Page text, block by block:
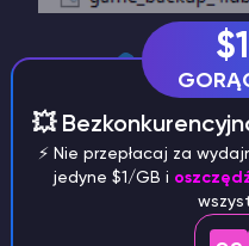
WAŻNE
Jeśli chcesz
💥
⚡️ Nie przepłacaj za
jedyne $1/GB i